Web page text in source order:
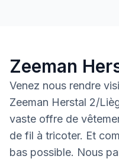
Zeeman
Venez nous rendre
Zeeman Herstal 2/
vaste offre de
de fil à tricoter. Et
bas possible. Nous